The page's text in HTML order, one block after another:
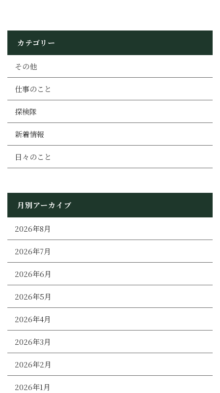
カテゴリー
その他
仕事のこと
探検隊
新着情報
日々のこと
月別アーカイブ
2026年8月
2026年7月
2026年6月
2026年5月
2026年4月
2026年3月
2026年2月
2026年1月